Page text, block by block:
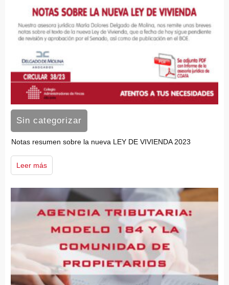
Sin categorizar
Notas resumen sobre la nueva LEY DE VIVIENDA 2023
Leer más